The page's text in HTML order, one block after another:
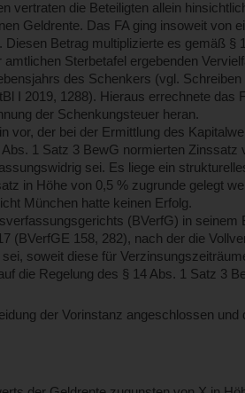
vertraten die Beteiligten allein
Geldrente. Das FA ging insoweit von
Diesen Betrag multiplizierte es gemäß §
Sterbetafel ergebenden
des Schenkers (vgl.
I 2019, 1288). Hieraus errechnete das
der Schenkungsteuer heran.
vor, der bei der Ermittlung des
1 Satz 3 BewG normierten
sei. Es liege ein
in Höhe von 0,5 % zugrunde gelegt
München hatte keinen Erfolg.
(BVerfG) in seinem
(BVerfGE 158, 282), nach der die
soweit diese für
die Regelung des § 14 Abs. 1 Satz 3
der Vorinstanz angeschlossen und